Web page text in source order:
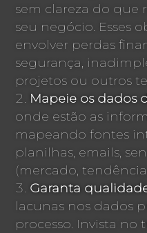
sem clareza do que
seu negócio. Esses
envolver perdas
segurança,
projetos ou outros
Mapeie os dados
onde estão as
mapeando fontes
planilhas, emails,
(mercado,
Garanta
lacunas nos dados
processo. Invista no